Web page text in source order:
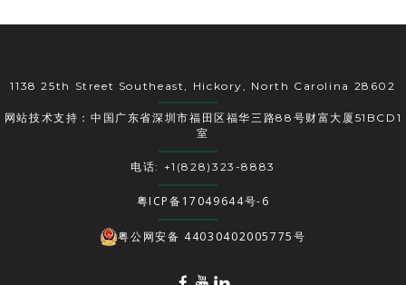
1138 25th Street Southeast, Hickory, North Carolina 28602
网站技术支持：中国广东省深圳市福田区福华三路88号财富大厦51BCD1
室
电话: +1(828)323-8883
粤ICP备17049644号-6
粤公网安备 44030402005775号